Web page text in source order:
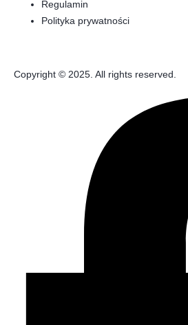
Regulamin
Polityka prywatności
Copyright © 2025. All rights reserved.